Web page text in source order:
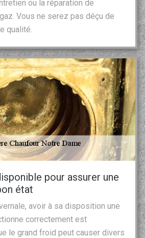
ou la réparation de
Vous ne serez pas déçu de
qualité.
pour assurer une
état
avoir à sa disposition une
correctement est
le grand froid peut causer divers